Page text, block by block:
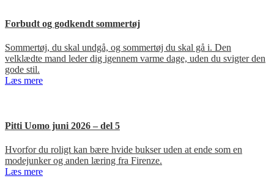
Forbudt og godkendt sommertøj
Sommertøj, du skal undgå, og sommertøj du skal gå i. Den
velklædte mand leder dig igennem varme dage, uden du svigter den
gode stil.
Læs mere
Pitti Uomo juni 2026 – del 5
Hvorfor du roligt kan bære hvide bukser uden at ende som en
modejunker og anden læring fra Firenze.
Læs mere